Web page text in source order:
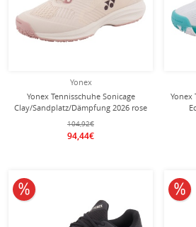
Yonex
Yonex Tennisschuhe Sonicage
Clay/Sandplatz/Dämpfung 2026 rose
Damen
104,92€
94,44€
Yonex
10% reduziert